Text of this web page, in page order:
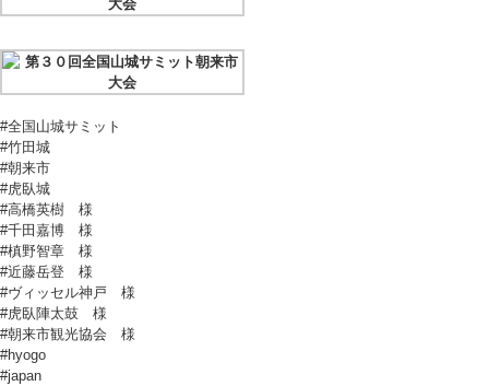
#全国山城サミット
#竹田城
#朝来市
#虎臥城
#高橋英樹 様
#千田嘉博 様
#槙野智章 様
#近藤岳登 様
#ヴィッセル神戸 様
#虎臥陣太鼓 様
#朝来市観光協会 様
#hyogo
#japan